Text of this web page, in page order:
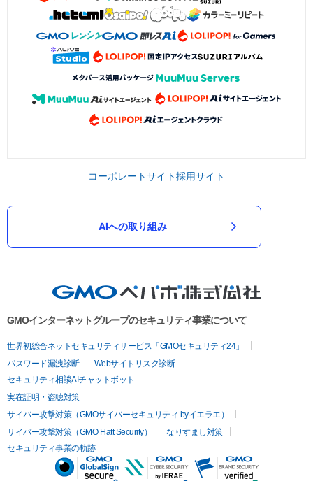
コーポレートサイト採用サイト
AIへの取り組み
GMOインターネットグループのセキュリティ事業について
世界初総合ネットセキュリティサービス「GMOセキュリティ24」
パスワード漏洩診断
Webサイトリスク診断
セキュリティ相談AIチャットボット
実在証明・盗聴対策
サイバー攻撃対策（GMOサイバーセキュリティ byイエラエ）
サイバー攻撃対策（GMO Flatt Security）
なりすまし対策
セキュリティ事業の軌跡